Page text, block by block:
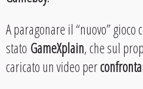
A paragonare il “nuovo” gioco
stato GameXplain, che sul
caricato un video per